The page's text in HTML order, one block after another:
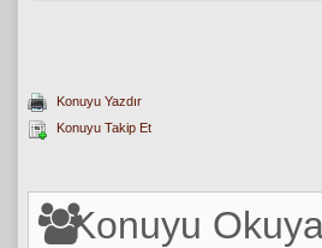
Konuyu Yazdır
Konuyu Takip Et
Konuyu